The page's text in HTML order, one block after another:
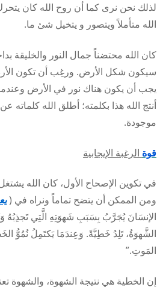
لذلك نحن نرى كما أن روح الله كان
الله متأملاً ويتصور و يتخيل شئ ما.
كان الله محتضناً جمال النور والخليقة
سيكون شكل الأرض. ورغِب أن تكون
يجب أن يكون هناك نور في الأرض وعندما
أنتج الله هذا بكلمته؛ أطلق الله
موجودة.
قوة الرغبة الإيجابية
في تكوين الإصحاح الأول، كان الله
ومن الممكن أن يتضح تماماً ونراه في (
الشَّهوَةُ، تَلِدُ خَطِيَّةً. وَعِندَمَا يَكتَمِلُ نُمُوُّ
المَوتِ.”
إن الخطية هي نتيجة الشهوة، والشهوة